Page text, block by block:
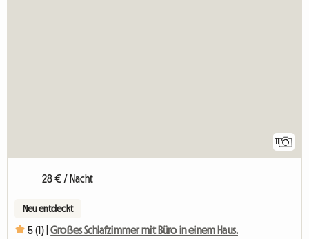
11
28 € / Nacht
Neu entdeckt
5 (1) | Großes Schlafzimmer mit Büro in einem Haus.